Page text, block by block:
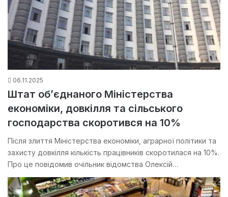
06.11.2025
Штат об’єднаного Міністерства
економіки, довкілля та сільського
господарства скоротився на 10%
Після злиття Міністерства економіки, аграрної політики та
захисту довкілля кількість працівників скоротилася на 10%.
Про це повідомив очільник відомства Олексій…